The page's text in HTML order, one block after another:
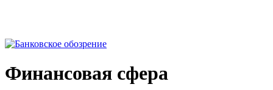
Финансовая сфера